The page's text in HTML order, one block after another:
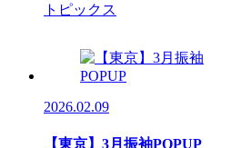
トピックス
2026.02.09
【東京】3月振袖POPUP